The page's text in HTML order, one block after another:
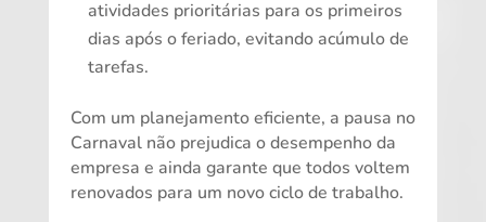
atividades prioritárias para os primeiros
dias após o feriado, evitando acúmulo de
tarefas.
Com um planejamento eficiente, a pausa no
Carnaval não prejudica o desempenho da
empresa e ainda garante que todos voltem
renovados para um novo ciclo de trabalho.